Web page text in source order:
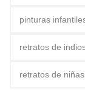
pinturas
retratos de
retratos de